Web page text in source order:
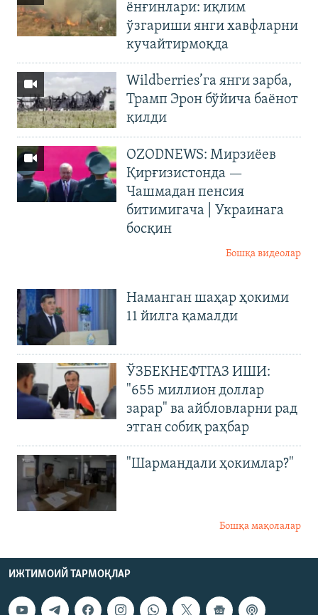
ёнғинлари: иқлим
ўзгариши янги хавфларни
кучайтирмоқда
Wildberries’га янги зарба,
Трамп Эрон бўйича баёнот
қилди
OZODNEWS: Мирзиёев
Қирғизистонда —
Чашмадан пенсия
битимигача | Украинага
босқин
Бошқа видеолар
Наманган шаҳар ҳокими
11 йилга қамалди
ЎЗБЕКНЕФТГАЗ ИШИ:
"655 миллион доллар
зарар" ва айбловларни рад
этган собиқ раҳбар
"Шармандали ҳокимлар?"
Бошқа мақолалар
ИЖТИМОИЙ ТАРМОҚЛАР